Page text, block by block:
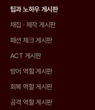
팁과 노하우 게시판
채집 · 제작 게시판
패션 체크 게시판
ACT 게시판
방어 역할 게시판
회복 역할 게시판
공격 역할 게시판